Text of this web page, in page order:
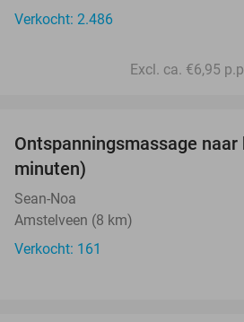
Verkocht: 2.486
Excl. ca. €6,95
Ontspanningsmassage
minuten)
Sean-Noa
Amstelveen (8 km)
Verkocht: 161